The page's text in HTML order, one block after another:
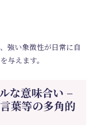
強い象徴性が日常に自
与えます。
な意味合い –
葉等の多角的